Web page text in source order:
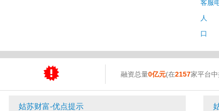
客服
人
口
融资总量0亿元(在2157家平台
姑苏财富-优点提示